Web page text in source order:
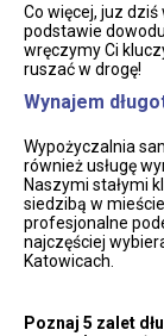
Co więcej, juz
podstawie
wręczymy Ci
ruszać w drogę!
Wynajem
Wypożyczalnia
również usługę
Naszymi stałymi
siedzibą w
profesjonalne
najczęściej
Katowicach.
Poznaj 5 zalet